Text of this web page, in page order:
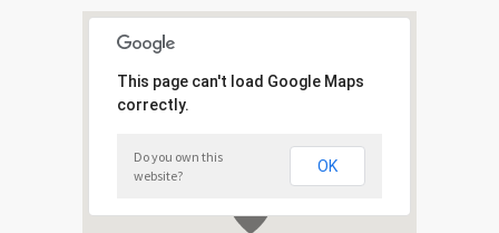
This page can't load Google Maps
correctly.
Do you own this
website?
OK